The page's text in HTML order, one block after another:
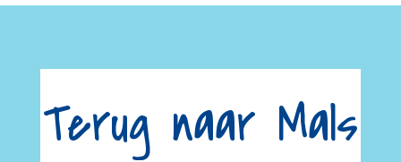
Terug naar Mals